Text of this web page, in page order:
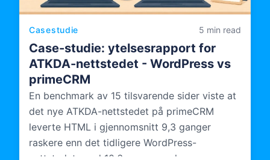
Casestudie 5 min read
Case-studie: ytelsesrapport for
ATKDA-nettstedet - WordPress vs
primeCRM
En benchmark av 15 tilsvarende sider viste at
det nye ATKDA-nettstedet på primeCRM
leverte HTML i gjennomsnitt 9,3 ganger
raskere enn det tidligere WordPress-